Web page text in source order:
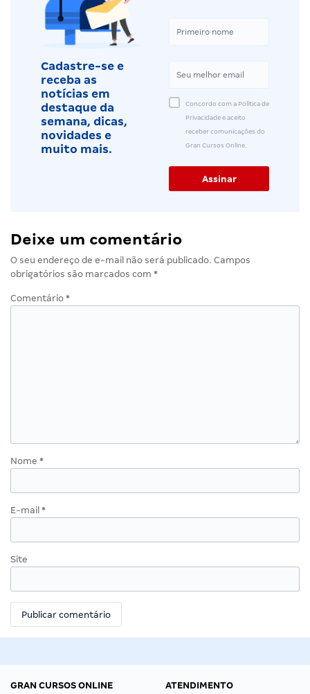
Cadastre-se e
receba as
notícias em
destaque da
semana, dicas,
novidades e
muito mais.
Concordo com a Política de
Privacidade e aceito
receber comunicações do
Gran Cursos Online.
Deixe um comentário
O seu endereço de e-mail não será publicado. Campos
obrigatórios são marcados com *
Comentário *
Nome *
E-mail *
Site
GRAN CURSOS ONLINE
ATENDIMENTO